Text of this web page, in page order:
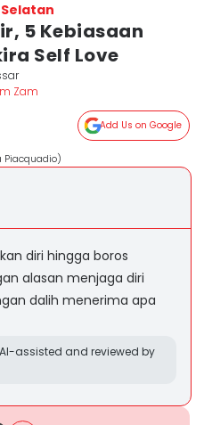
5 Kebiasaan
Self Love
Zam
Add Us on Google
diri hingga boros
alasan menjaga diri
dalih menerima apa
assisted and reviewed by